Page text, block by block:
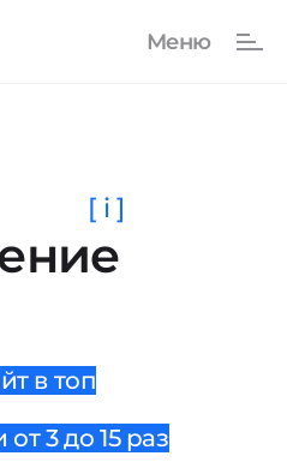
[ i ]
в топ
3 до 15 раз